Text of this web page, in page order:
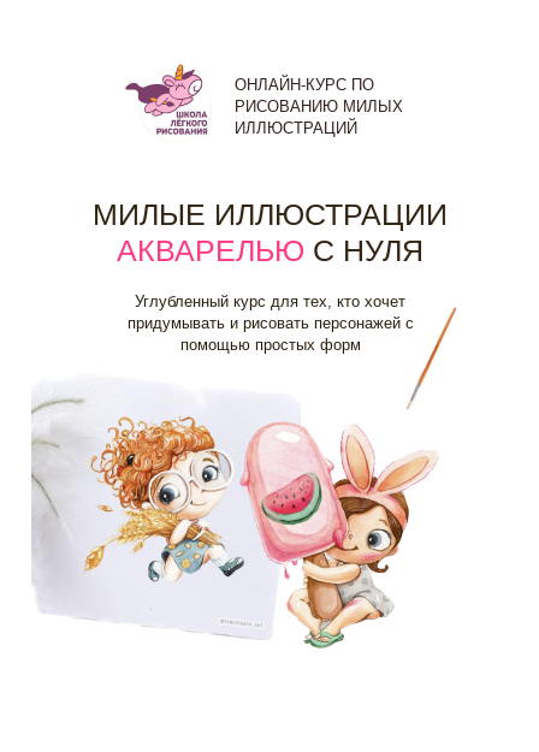
МИЛЫЕ ИЛЛЮСТРАЦИИ
АКВАРЕЛЬЮ С НУЛЯ
Углубленный курс для тех, кто хочет
придумывать и рисовать персонажей с
помощью простых форм
ОНЛАЙН-КУРС ПО
РИСОВАНИЮ МИЛЫХ
ИЛЛЮСТРАЦИЙ